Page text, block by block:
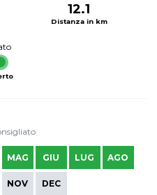
12.1
Distanza in km
MAG GIU LUG AGO
NOV DEC